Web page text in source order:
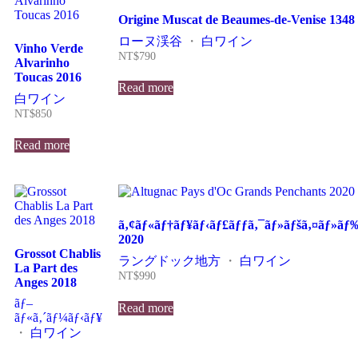
Vinho Verde
Alvarinho
Toucas 2016
白ワイン
NT$850
Read more
Origine Muscat de Beaumes-de-Venise
ローヌ渓谷 ・ 白ワイン
NT$790
Read more
Grossot Chablis
La Part des
Anges 2018
ãƒ–
ãƒ«ã‚´ãƒ¼ãƒ‹ãƒ¥
・ 白ワイン
2020
ラングドック地方 ・ 白ワイン
NT$990
Read more